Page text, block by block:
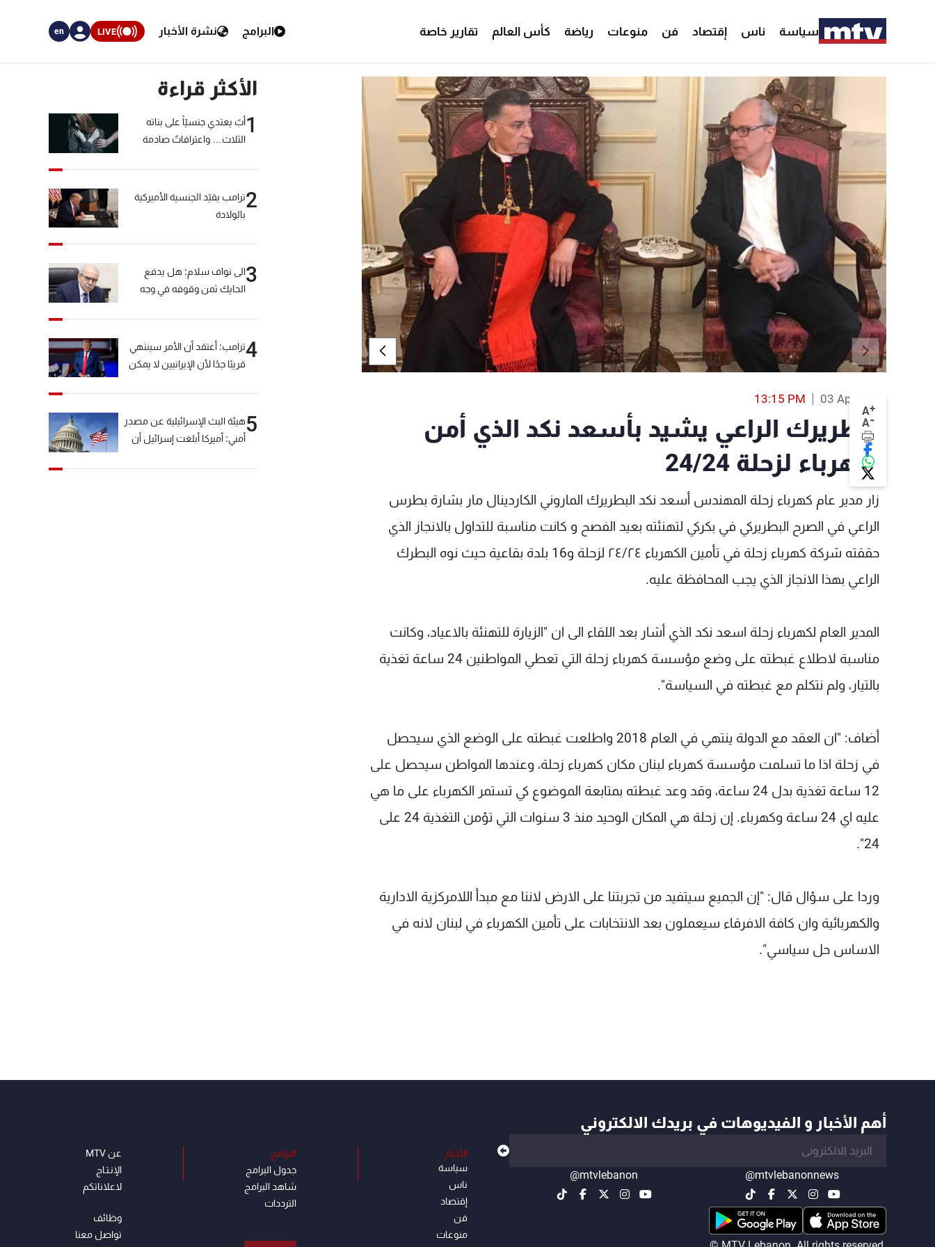
سياسة ناس إقتصاد فن منوعات رياضة كأس العالم تقارير خاصة البرامج نشرة الأخبار LIVE
en
A+
A-
03 Apr 2018
13:15 PM
البطريرك الراعي يشيد بأسعد نكد الذي أمن
الكهرباء لزحلة 24/24
زار مدير عام كهرباء زحلة المهندس أسعد نكد البطريرك الماروني الكاردينال مار بشارة بطرس
الراعي في الصرح البطريركي في بكركي لتهنئته بعيد الفصح و كانت مناسبة للتداول بالانجاز الذي
حققته شركة كهرباء زحلة في تأمين الكهرباء ٢٤/٢٤ لزحلة و16 بلدة بقاعية حيث نوه البطرك
الراعي بهذا الانجاز الذي يجب المحافظة عليه.
المدير العام لكهرباء زحلة اسعد نكد الذي أشار بعد اللقاء الى ان "الزيارة للتهنئة بالاعياد، وكانت
مناسبة لاطلاع غبطته على وضع مؤسسة كهرباء زحلة التي تعطي المواطنين 24 ساعة تغذية
بالتيار، ولم نتكلم مع غبطته في السياسة".
أضاف: "ان العقد مع الدولة ينتهي في العام 2018 واطلعت غبطته على الوضع الذي سيحصل
في زحلة اذا ما تسلمت مؤسسة كهرباء لبنان مكان كهرباء زحلة، وعندها المواطن سيحصل على
12 ساعة تغذية بدل 24 ساعة، وقد وعد غبطته بمتابعة الموضوع كي تستمر الكهرباء على ما هي
عليه اي 24 ساعة وكهرباء. إن زحلة هي المكان الوحيد منذ 3 سنوات التي تؤمن التغذية 24 على
24".
وردا على سؤال قال: "إن الجميع سيتفيد من تجربتنا على الارض لاننا مع مبدأ اللامركزية الادارية
والكهربائية وان كافة الافرقاء سيعملون بعد الانتخابات على تأمين الكهرباء في لبنان لانه في
الاساس حل سياسي".
الأكثر قراءة
1أبٌ يعتدي جنسيّاً على بناته
الثلاث… واعترافاتٌ صادمة
2ترامب يقيّد الجنسية الأميركية
بالولادة
3الى نواف سلام: هل يدفع
الحايك ثمن وقوفه في وجه
4ترامب: أعتقد أن الأمر سينتهي
قريبًا جدًا لأن الإيرانيين لا يمكن
5هيئة البث الإسرائيلية عن مصدر
أمني: أميركا أبلغت إسرائيل أن
أهم الأخبار و الفيديوهات في بريدك الالكتروني
@mtvlebanonnews
@mtvlebanon
الأخبار
سياسة
ناس
إقتصاد
فن
منوعات
البرامج
جدول البرامج
شاهد البرامج
الترددات
عن MTV
الإنـتـاج
لاعلاناتكم
وظائف
تواصل معنا